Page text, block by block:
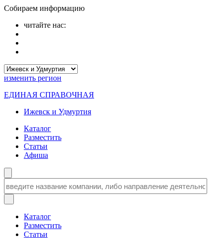
Собираем информацию
читайте нас:
изменить регион
ЕДИНАЯ СПРАВОЧНАЯ
Ижевск и Удмуртия
Каталог
Разместить
Статьи
Афиша
Каталог
Разместить
Статьи